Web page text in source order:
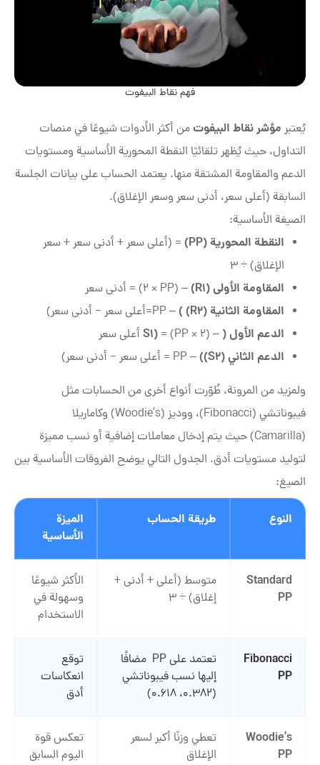
فهم نقاط البيفوت
يُعتبر مؤشر نقاط البيفوت من أكثر الأدوات شيوعًا في منصات
التداول، حيث يُظهر تلقائيًا النقطة المحورية الأساسية ومستويات
الدعم والمقاومة المشتقة منها. يعتمد الحساب على بيانات الجلسة
السابقة (أعلى سعر، أدنى سعر وسعر الإغلاق).
الصيغة الأساسية:
النقطة المحورية (PP
) = (أعلى سعر + أدنى سعر + سعر
الإغلاق) ÷ 3
المقاومة الأولى (R1
)– (2 × PP) = أدنى سعر
المقاومة الثانية (R2
)
)– PP=أعلى سعر − أدنى سعر)
الدعم الأول ( – (2 × PP) =
(
S1 أعلى سعر
الدعم الثاني (S2
)
)– PP = أعلى سعر − أدنى سعر)
ولمزيد من المرونة، طُوّرت أنواع أخرى من الحسابات مثل
فيبوناتشي (Fibonacci)، ووديز (Woodie’s) وكاماريلا
(Camarilla) حيث يتم إدخال معاملات إضافية أو نسب مميزة
لتوليد مستويات أدق. الجدول التالي يوضح الفروقات الأساسية بين
الصيغ:
النوع طريقة الحساب
الميزة
الأساسية
Standard
PP
متوسط (أعلى + أدنى +
إغلاق) ÷ 3
الأكثر شيوعًا
وسهولة في
الاستخدام
Fibonacci
PP
تعتمد على PP مضافًا
إليها نسب فيبوناتشي
(0.382، 0.618)
توقع
انعكاسات
أدق
Woodie’s
PP
تعطي وزنًا أكبر لسعر
الإغلاق
تعكس قوة
اليوم السابق